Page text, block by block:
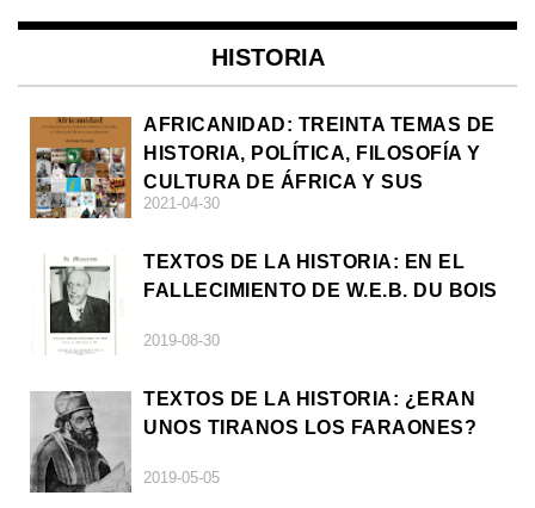
HISTORIA
AFRICANIDAD: TREINTA TEMAS DE
HISTORIA, POLÍTICA, FILOSOFÍA Y
CULTURA DE ÁFRICA Y SUS
DIÁSPORAS
2021-04-30
TEXTOS DE LA HISTORIA: EN EL
FALLECIMIENTO DE W.E.B. DU BOIS
2019-08-30
TEXTOS DE LA HISTORIA: ¿ERAN
UNOS TIRANOS LOS FARAONES?
2019-05-05